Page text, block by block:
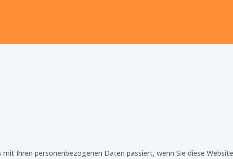
Ihren personenbezogenen Daten passiert, wenn Sie diese Website